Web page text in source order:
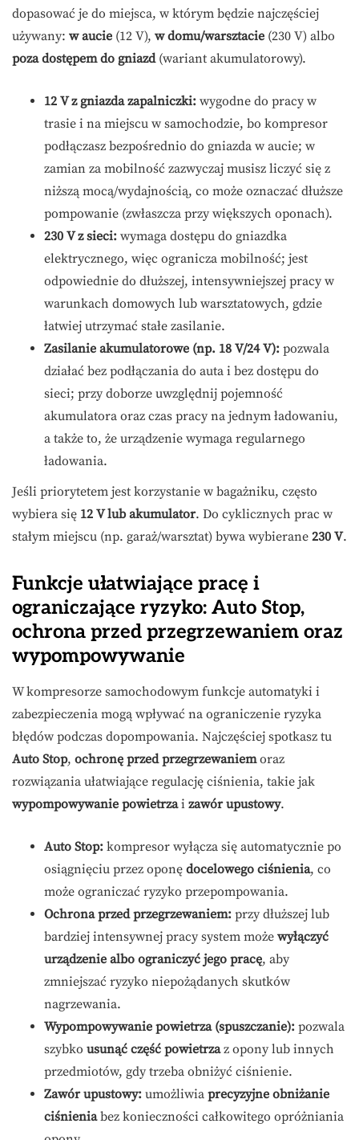
dopasować je do miejsca, w którym będzie najczęściej
używany: w aucie (12 V), w domu/warsztacie (230 V) albo
poza dostępem do gniazd(wariant akumulatorowy).
12 V z gniazda zapalniczki: wygodne do pracy w
trasie i na miejscu w samochodzie, bo kompresor
podłączasz bezpośrednio do gniazda w aucie; w
zamian za mobilność zazwyczaj musisz liczyć się z
niższą mocą/wydajnością, co może oznaczać dłuższe
pompowanie (zwłaszcza przy większych oponach).
230 V z sieci: wymaga dostępu do gniazdka
elektrycznego, więc ogranicza mobilność; jest
odpowiednie do dłuższej, intensywniejszej pracy w
warunkach domowych lub warsztatowych, gdzie
łatwiej utrzymać stałe zasilanie.
Zasilanie akumulatorowe (np. 18 V/24 V): pozwala
działać bez podłączania do auta i bez dostępu do
sieci; przy doborze uwzględnij pojemność
akumulatora oraz czas pracy na jednym ładowaniu,
a także to, że urządzenie wymaga regularnego
ładowania.
Jeśli priorytetem jest korzystanie w bagażniku, często
wybiera się 12 V lub akumulator. Do cyklicznych prac w
stałym miejscu (np. garaż/warsztat) bywa wybierane 230 V.
Funkcje ułatwiające pracę i
ograniczające ryzyko: Auto Stop,
ochrona przed przegrzewaniem oraz
wypompowywanie
W kompresorze samochodowym funkcje automatyki i
zabezpieczenia mogą wpływać na ograniczenie ryzyka
błędów podczas dopompowania. Najczęściej spotkasz tu
Auto Stop, ochronę przed przegrzewaniemoraz
rozwiązania ułatwiające regulację ciśnienia, takie jak
wypompowywanie powietrzai zawór upustowy.
Auto Stop: kompresor wyłącza się automatycznie po
osiągnięciu przez oponę docelowego ciśnienia, co
może ograniczać ryzyko przepompowania.
Ochrona przed przegrzewaniem: przy dłuższej lub
bardziej intensywnej pracy system może wyłączyć
urządzenie albo ograniczyć jego pracę, aby
zmniejszać ryzyko niepożądanych skutków
nagrzewania.
Wypompowywanie powietrza (spuszczanie): pozwala
szybko usunąć część powietrzaz opony lub innych
przedmiotów, gdy trzeba obniżyć ciśnienie.
Zawór upustowy: umożliwia precyzyjne obniżanie
ciśnieniabez konieczności całkowitego opróżniania